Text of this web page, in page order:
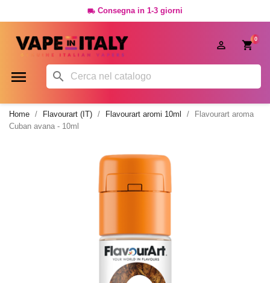
 Consegna in 1-3 giorni
0

 
Home Flavourart (IT) Flavourart aromi 10ml
Flavourart aroma
Cuban avana - 10ml